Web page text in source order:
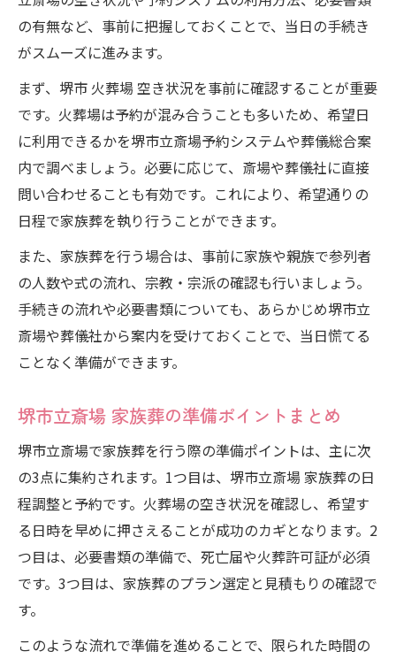
の有無など、事前に把握しておくことで、当日の手続き
がスムーズに進みます。
まず、堺市 火葬場 空き状況を事前に確認することが重要
です。火葬場は予約が混み合うことも多いため、希望日
に利用できるかを堺市立斎場予約システムや葬儀総合案
内で調べましょう。必要に応じて、斎場や葬儀社に直接
問い合わせることも有効です。これにより、希望通りの
日程で家族葬を執り行うことができます。
また、家族葬を行う場合は、事前に家族や親族で参列者
の人数や式の流れ、宗教・宗派の確認も行いましょう。
手続きの流れや必要書類についても、あらかじめ堺市立
斎場や葬儀社から案内を受けておくことで、当日慌てる
ことなく準備ができます。
堺市立斎場 家族葬の準備ポイントまとめ
堺市立斎場で家族葬を行う際の準備ポイントは、主に次
の3点に集約されます。1つ目は、堺市立斎場 家族葬の日
程調整と予約です。火葬場の空き状況を確認し、希望す
る日時を早めに押さえることが成功のカギとなります。2
つ目は、必要書類の準備で、死亡届や火葬許可証が必須
です。3つ目は、家族葬のプラン選定と見積もりの確認で
す。
このような流れで準備を進めることで、限られた時間の